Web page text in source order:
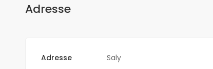
Adresse
Adresse
Saly